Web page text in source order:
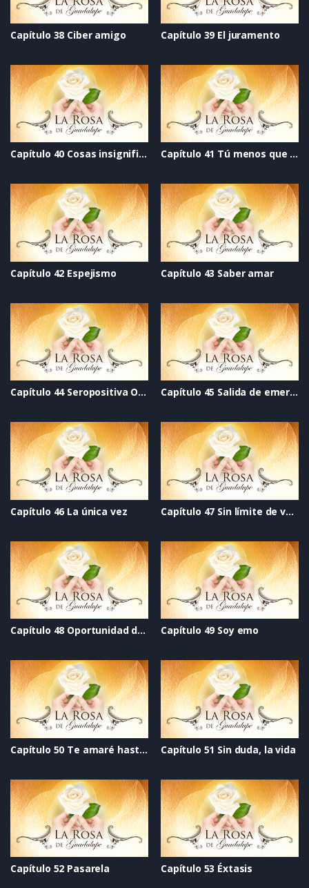
Capítulo 38 Ciber amigo Capítulo 39 El juramento
Capítulo 40 Cosas insignificantes Capítulo 41 Tú menos que nadie
Capítulo 42 Espejismo Capítulo 43 Saber amar
Capítulo 44 Seropositiva O cero negativa Capítulo 45 Salida de emergencia
Capítulo 46 La única vez Capítulo 47 Sin límite de velocidad
Capítulo 48 Oportunidad de vivir Capítulo 49 Soy emo
Capítulo 50 Te amaré hasta el final Capítulo 51 Sin duda, la vida
Capítulo 52 Pasarela Capítulo 53 Éxtasis